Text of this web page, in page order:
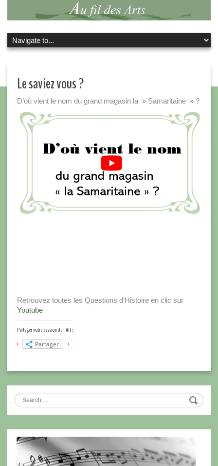
Le saviez vous ?
D’où vient le nom du grand magasin la » Samaritaine » ?
Retrouvez toutes les Questions d’Histoire en clic sur
Youtube
Partager votre passion de l'Art :
Partager
Search